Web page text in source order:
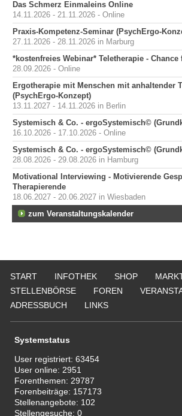
Das Schmerz Einmaleins Online
14.11.2026 - 21.11.2026 - Online
Praxis-Kompetenz-Seminar (PsychErgo-
27.11.2026 - 28.11.2026 in Marburg
*kostenfreies Webinar* Teletherapie -
28.09.2026 - Online
Ergotherapie mit Menschen mit anhaltender
(PsychErgo-Konzept)
13.11.2027 - 14.11.2026 in Berlin
Systemisch & Co. - ergoSystemisch©
16.10.2026 - 17.10.2026 - Online
Systemisch & Co. - ergoSystemisch©
28.08.2026 - 29.08.2026 in Hamburg
Motivational Interviewing - Motivierende
Therapierende
18.06.2027 - 20.06.2027 in Wiesbaden
zum Veranstaltungskalender
START INFOTHEK SHOP
STELLENBÖRSE
FOREN
ADRESSBUCH
LINKS
Systemstatus
User registriert:63454
User online: 2951
Forenthemen: 29787
Forenbeiträge: 157173
Stellenangebote: 102
Stellengesuche:0